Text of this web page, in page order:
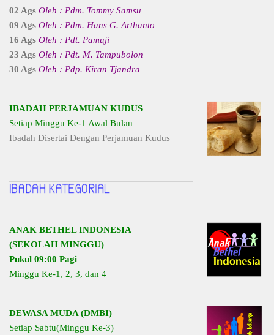
02 Ags Oleh : Pdm. Tommy Samsu
09 Ags Oleh : Pdm. Hans G. Arthanto
16 Ags Oleh : Pdt. Pamuji
23 Ags Oleh : Pdt. M. Tampubolon
30 Ags Oleh : Pdp. Kiran Tjandra
IBADAH PERJAMUAN KUDUS
Setiap Minggu Ke-1 Awal Bulan
Ibadah Disertai Dengan Perjamuan Kudus
ANAK BETHEL INDONESIA
(SEKOLAH MINGGU)
Pukul 09:00 Pagi
Minggu Ke-1, 2, 3, dan 4
DEWASA MUDA (DMBI)
Setiap Sabtu(Minggu Ke-3)